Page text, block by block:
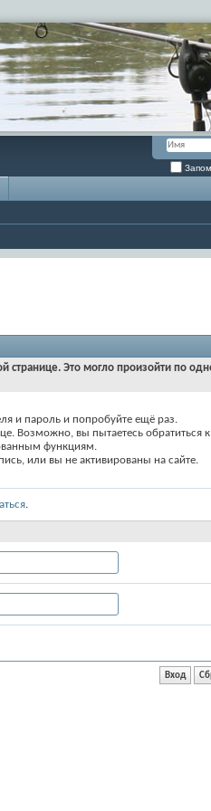
странице. Это могло произойти по
и пароль и попробуйте ещё раз.
Возможно, вы пытаетесь обратиться к
функциям.
или вы не активированы на сайте.
.